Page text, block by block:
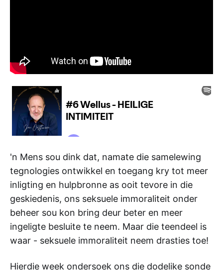
'n Mens sou dink dat, namate die samelewing
tegnologies ontwikkel en toegang kry tot meer
inligting en hulpbronne as ooit tevore in die
geskiedenis, ons seksuele immoraliteit onder
beheer sou kon bring deur beter en meer
ingeligte besluite te neem. Maar die teendeel is
waar - seksuele immoraliteit neem drasties toe!
Hierdie week ondersoek ons die dodelike sonde